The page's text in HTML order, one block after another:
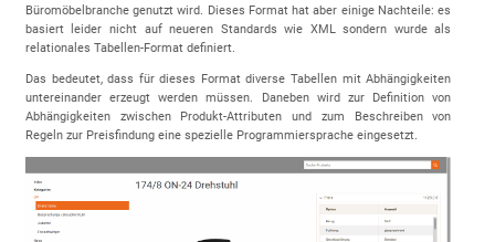
Büromöbelbranche genutzt wird. Dieses Format hat aber einige Nachteile: es
basiert leider nicht auf neueren Standards wie XML sondern wurde als
relationales Tabellen-Format definiert.
Das bedeutet, dass für dieses Format diverse Tabellen mit Abhängigkeiten
untereinander erzeugt werden müssen. Daneben wird zur Definition von
Abhängigkeiten zwischen Produkt-Attributen und zum Beschreiben von
Regeln zur Preisfindung eine spezielle Programmiersprache eingesetzt.